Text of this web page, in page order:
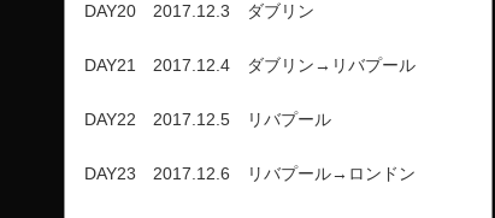
DAY20 2017.12.3 ダブリン
DAY21 2017.12.4 ダブリン→リバプール
DAY22 2017.12.5 リバプール
DAY23 2017.12.6 リバプール→ロンドン